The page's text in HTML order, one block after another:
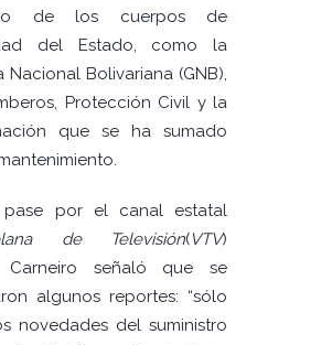
de los cuerpos de
del Estado, como la
Nacional Bolivariana (GNB),
Protección Civil y la
que se ha sumado
por el canal estatal
de Televisión(VTV)
Carneiro señaló que se
algunos reportes: “sólo
novedades del suministro